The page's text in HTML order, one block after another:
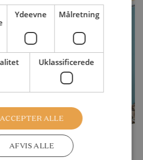
rammer en svaghed i
Ydeevne Målretning
Uklassificerede
ACCEPTER ALLE
AFVIS ALLE